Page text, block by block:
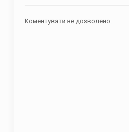
Коментувати не дозволено.